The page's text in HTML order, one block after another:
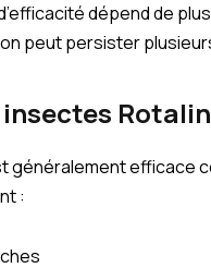
dépend de
peut persister
généralement efficace
: